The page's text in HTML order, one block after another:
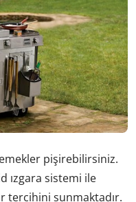
pişirebilirsiniz.
ızgara sistemi ile
tercihini sunmaktadır.